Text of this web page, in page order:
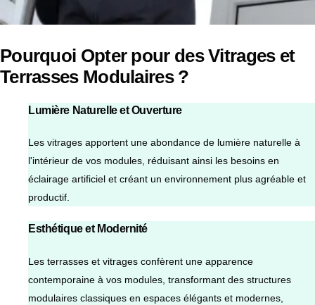
Pourquoi Opter pour des Vitrages et
Terrasses Modulaires ?
Lumière Naturelle et Ouverture
Les vitrages apportent une abondance de lumière naturelle à
l'intérieur de vos modules, réduisant ainsi les besoins en
éclairage artificiel et créant un environnement plus agréable et
productif.
Esthétique et Modernité
Les terrasses et vitrages confèrent une apparence
contemporaine à vos modules, transformant des structures
modulaires classiques en espaces élégants et modernes,